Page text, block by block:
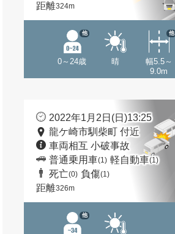
距離324m
0～24歳
他
晴
幅5.5～
9.0m
他
2022年1月2日(日)13:25
龍ケ崎市馴柴町 付近
車両相互 小破事故
普通乗用車(1) 軽自動車(1)
死亡(0) 負傷(1)
距離326m
他